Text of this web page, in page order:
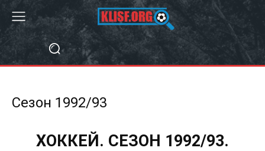
Сезон 1992/93
ХОККЕЙ. СЕЗОН 1992/93.